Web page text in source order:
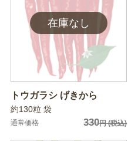
トウガラシ げきから
約130粒 袋
通常価格 330円(税込)